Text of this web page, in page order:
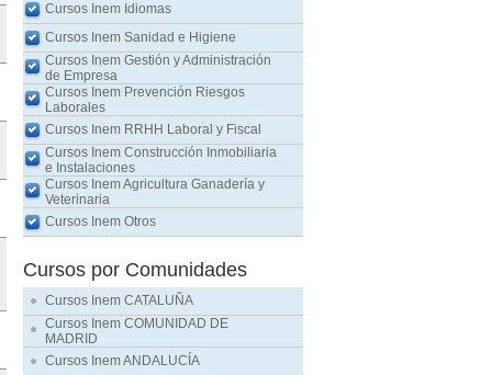
Cursos Inem Idiomas
Cursos Inem Sanidad e Higiene
Cursos Inem Gestión y Administración
de Empresa
Cursos Inem Prevención Riesgos
Laborales
Cursos Inem RRHH Laboral y Fiscal
Cursos Inem Construcción Inmobiliaria
e Instalaciones
Cursos Inem Agricultura Ganadería y
Veterinaria
Cursos Inem Otros
Cursos por Comunidades
Cursos Inem CATALUÑA
Cursos Inem COMUNIDAD DE
MADRID
Cursos Inem ANDALUCÍA